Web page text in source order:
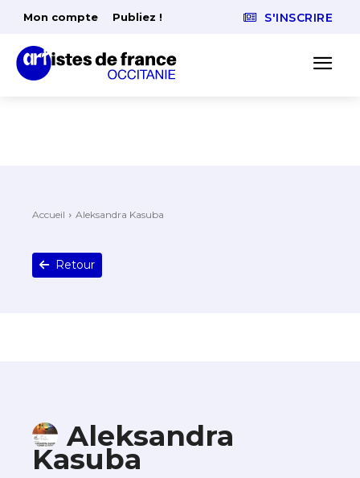
Mon compte Publiez ! S'INSCRIRE
Accueil Aleksandra Kasuba
Retour
Aleksandra
Kasuba